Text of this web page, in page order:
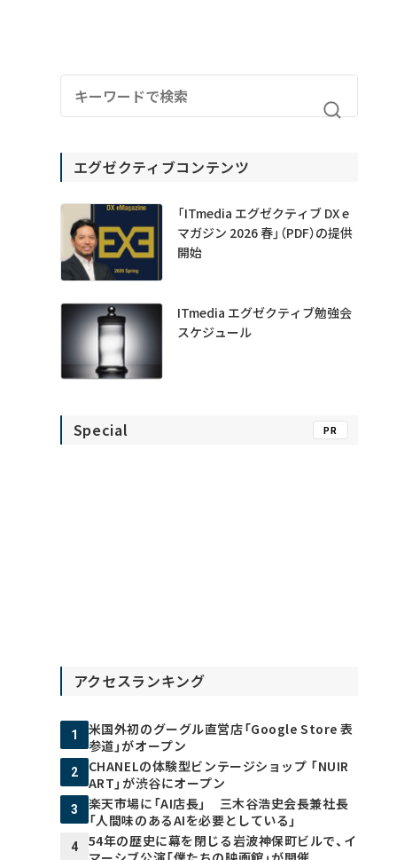
エグゼクティブコンテンツ
「ITmedia エグゼクティブ DX e
マガジン 2026 春」（PDF）の提供
開始
ITmedia エグゼクティブ勉強会
スケジュール
Special PR
アクセスランキング
1
米国外初のグーグル直営店「Google Store 表
参道」がオープン
2
CHANELの体験型ビンテージショップ 「NUIR
ART」が渋谷にオープン
3
楽天市場に「AI店長」 三木谷浩史会長兼社長
「人間味のあるAIを必要としている」
4
54年の歴史に幕を閉じる岩波神保町ビルで、イ